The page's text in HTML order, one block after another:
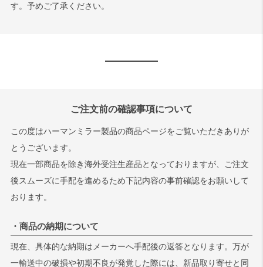
す。予めご了承ください。
ご注文前の確認事項について
この度はハーマンミラー製品の商品ページをご覧いただきありが
とうございます。
現在一部商品を除き海外受注生産品となっておりますが、ご注文
後スムーズに手配を進めるため下記内容の事前確認をお願いして
おります。
・商品の納期について
現在、具体的な納期はメーカーへ手配後の返答となります。万が
一輸送中の破損や初期不良が発覚した際には、新品取り寄せと同